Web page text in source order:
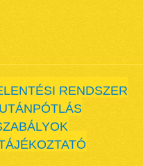
RENDSZER
UTÁNPÓTLÁS